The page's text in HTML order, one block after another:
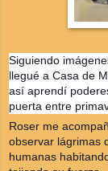
Siguiendo
llegué a Casa de
así aprendí
puerta entre
Roser me
observar lágrimas
humanas